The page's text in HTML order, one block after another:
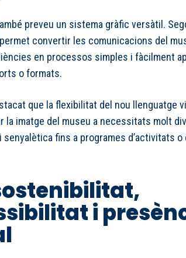
preveu un sistema gràfic versàtil.
convertir les comunicacions del
en processos simples i fàcilment
o formats.
que la flexibilitat del nou llenguatge
la imatge del museu a necessitats molt
senyalètica fins a programes d’activitats
i